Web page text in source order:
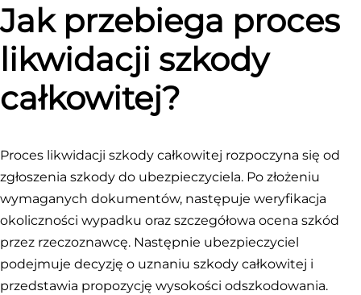
Jak przebiega proces
likwidacji szkody
całkowitej?
Proces likwidacji szkody całkowitej rozpoczyna się od
zgłoszenia szkody do ubezpieczyciela. Po złożeniu
wymaganych dokumentów, następuje weryfikacja
okoliczności wypadku oraz szczegółowa ocena szkód
przez rzeczoznawcę. Następnie ubezpieczyciel
podejmuje decyzję o uznaniu szkody całkowitej i
przedstawia propozycję wysokości odszkodowania.